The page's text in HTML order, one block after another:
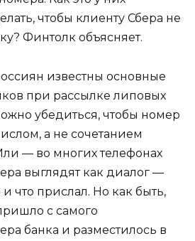
чтобы клиенту Сбера не
Финтолк объясняет.
известны основные
при рассылке липовых
убедиться, чтобы номер
а не сочетанием
— во многих телефонах
выглядят как диалог —
и что прислал. Но как быть,
с самого
банка и разместилось в